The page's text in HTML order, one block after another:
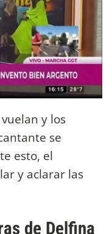
y los
se
esto, el
y aclarar las
de Delfina